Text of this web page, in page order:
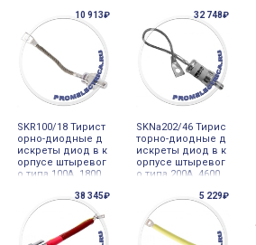
10 913₽
SKR100/18 Тирист
орно-диодные д
искреты диод в к
орпусе штыревог
о типа 100A 1800
32 748₽
SKNa202/46 Тирис
торно-диодные д
искреты диод в к
орпусе штыревог
о типа 200A 4600
38 345₽ 5 229₽